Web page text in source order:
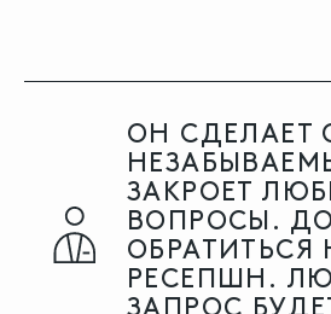
ОН СДЕЛАЕТ
ЗАКРОЕТ
ВОПРОСЫ.
ОБРАТИТЬСЯ
РЕСЕПШН.
ЗАПРОС